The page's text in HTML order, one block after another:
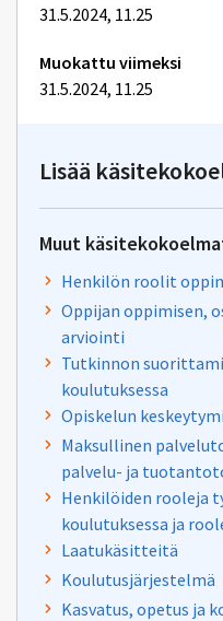
31.5.2024, 11.25
Muokattu viimeksi
31.5.2024, 11.25
Lisää
Muut
Henkilön roolit
Oppijan oppimisen,
arviointi
Tutkinnon
koulutuksessa
Opiskelun
Maksullinen
palvelu- ja
Henkilöiden rooleja
koulutuksessa ja
Laatukäsitteitä
Koulutusjärjestelmä
Kasvatus, opetus ja